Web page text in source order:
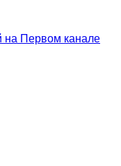
на Первом канале